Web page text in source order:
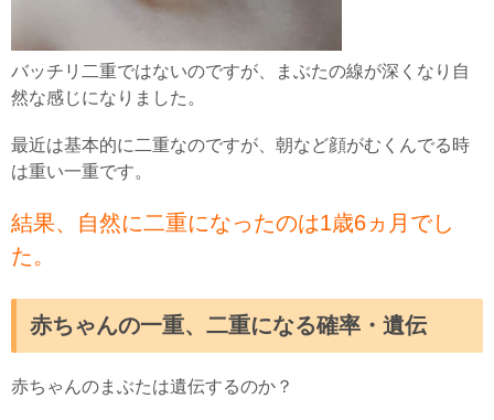
バッチリ二重ではないのですが、まぶたの線が深くなり自
然な感じになりました。
最近は基本的に二重なのですが、朝など顔がむくんでる時
は重い一重です。
結果、自然に二重になったのは1歳6ヵ月でし
た。
赤ちゃんの一重、二重になる確率・遺伝
赤ちゃんのまぶたは遺伝するのか？